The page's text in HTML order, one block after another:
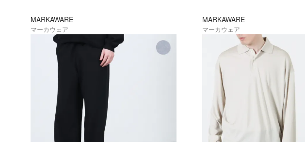
MARKAWARE
マーカウェア
MARKAWARE
マーカウェア